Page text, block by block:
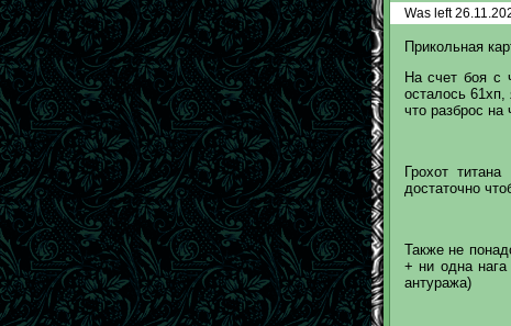
Was left
Прикольная
На счет боя с
осталось
что разброс на
Грохот
достаточно
Также не
+ ни одна
антуража)